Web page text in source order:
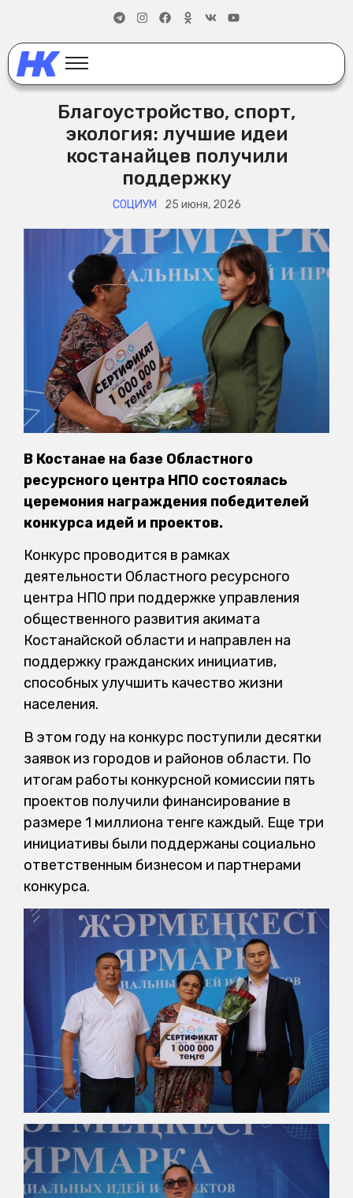
Благоустройство, спорт,
экология: лучшие идеи
костанайцев получили
поддержку
СОЦИУМ 25 июня, 2026
В Костанае на базе Областного
ресурсного центра НПО состоялась
церемония награждения победителей
конкурса идей и проектов.
Конкурс проводится в рамках
деятельности Областного ресурсного
центра НПО при поддержке управления
общественного развития акимата
Костанайской области и направлен на
поддержку гражданских инициатив,
способных улучшить качество жизни
населения.
В этом году на конкурс поступили десятки
заявок из городов и районов области. По
итогам работы конкурсной комиссии пять
проектов получили финансирование в
размере 1 миллиона тенге каждый. Еще три
инициативы были поддержаны социально
ответственным бизнесом и партнерами
конкурса.